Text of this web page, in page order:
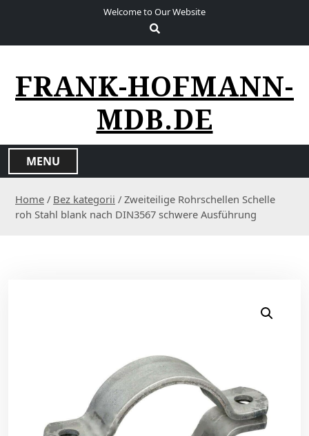
Welcome to Our Website
FRANK-HOFMANN-
MDB.DE
MENU
Home / Bez kategorii / Zweiteilige Rohrschellen Schelle
roh Stahl blank nach DIN3567 schwere Ausführung